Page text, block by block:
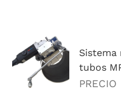
Sistema
tubos
PRECIO